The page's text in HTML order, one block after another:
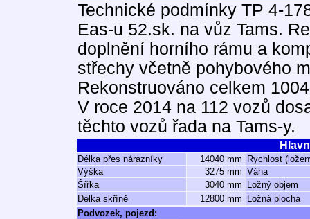
Technické podmínky TP 4-
Eas-u 52.sk. na vůz Tams.
doplnění horního rámu a
střechy včetně pohybového
Rekonstruováno celkem
V roce 2014 na 112 vozů
těchto vozů řada na Tams-y.
Délka přes nárazníky 14040 mm
Rychlost
Výška
3275 mm Váha
Šířka
3040 mm
Ložný objem
Délka skříně
12800 mm
Ložná plocha
Podvozek, pojezd: